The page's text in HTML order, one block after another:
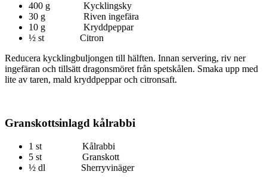
400 g Kycklingsky
30 g Riven ingefära
10 g Kryddpeppar
½ st Citron
Reducera kycklingbuljongen till hälften. Innan servering, riv ner
ingefäran och tillsätt dragonsmöret från spetskålen. Smaka upp med
lite av taren, mald kryddpeppar och citronsaft.
Granskottsinlagd kålrabbi
1 st Kålrabbi
5 st Granskott
½ dl Sherryvinäger